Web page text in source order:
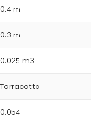
0.4 m
0.3 m
0.025 m3
Terracotta
0.054